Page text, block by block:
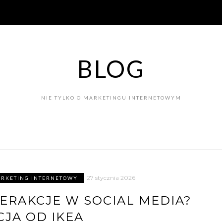
BLOG
NIE TYLKO O MARKETINGU INTERNETOWYM
INTERNETOWY 27 stycznia 2026
W SOCIAL MEDIA?
OD IKEA